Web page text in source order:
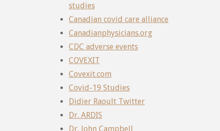
studies
Canadian covid care alliance
Canadianphysicians.org
CDC adverse events
COVEXIT
Covexit.com
Covid-19 Studies
Didier Raoult Twitter
Dr. ARDIS
Dr. John Campbell